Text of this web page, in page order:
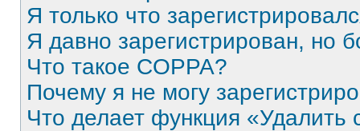
Я только что
Я давно зарегистрирован, но
Что такое COPPA?
Почему я не могу
Что делает функция